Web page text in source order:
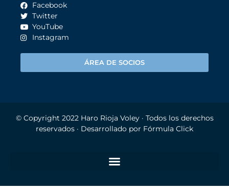
Facebook
Twitter
YouTube
Instagram
ÁREA DE SOCIOS
© Copyright 2022 Haro Rioja Voley· Todos los derechos
reservados · Desarrollado por Fórmula Click